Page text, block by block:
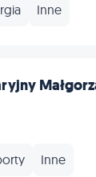
Inne
Inne